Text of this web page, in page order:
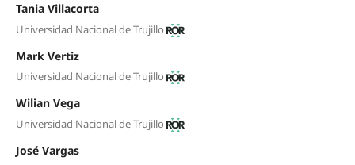
Tania Villacorta
Universidad Nacional de Trujillo
Mark Vertiz
Universidad Nacional de Trujillo
Wilian Vega
Universidad Nacional de Trujillo
José Vargas